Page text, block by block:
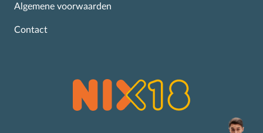
Algemene voorwaarden
Contact